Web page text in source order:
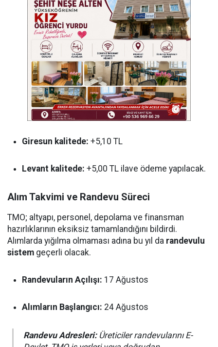
Giresun kalitede: +5,10 TL
Levant kalitede: +5,00 TL ilave ödeme yapılacak.
Alım Takvimi ve Randevu Süreci
TMO; altyapı, personel, depolama ve finansman
hazırlıklarının eksiksiz tamamlandığını bildirdi.
Alımlarda yığılma olmaması adına bu yıl da randevulu
sistem geçerli olacak.
Randevuların Açılışı: 17 Ağustos
Alımların Başlangıcı: 24 Ağustos
Randevu Adresleri:Üreticiler randevularını E-